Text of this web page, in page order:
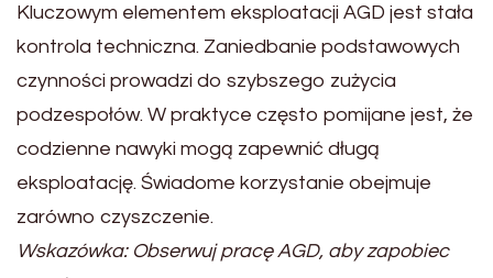
Kluczowym elementem eksploatacji AGD jest stała
kontrola techniczna. Zaniedbanie podstawowych
czynności prowadzi do szybszego zużycia
podzespołów. W praktyce często pomijane jest, że
codzienne nawyki mogą zapewnić długą
eksploatację. Świadome korzystanie obejmuje
zarówno czyszczenie.
Wskazówka: Obserwuj pracę AGD, aby zapobiec